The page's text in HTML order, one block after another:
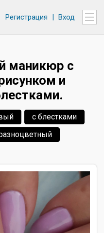
Регистрация | Вход
маникюр с
и
с блестками